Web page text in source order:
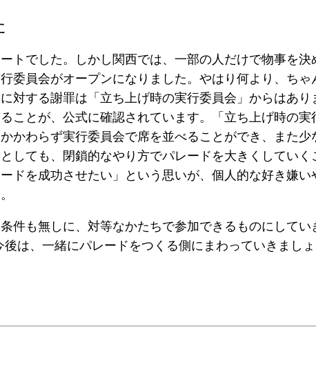
でした。しかし関西では、一部の人だけで物事を
委員会がオープンになりました。やはり何より、ちゃ
する謝罪は「立ち上げ時の実行委員会」からはあ
ことが、公式に確認されています。「立ち上げ時の
かわらず実行委員会で席を並べることができ、また
しても、閉鎖的なやり方でパレードを大きくしてい
ドを成功させたい」という思いが、個人的な好き嫌
も無しに、対等なかたちで参加できるものにして
は、一緒にパレードをつくる側にまわっていきまし